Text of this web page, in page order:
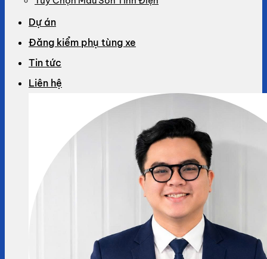
Dự án
Đăng kiểm phụ tùng xe
Tin tức
Liên hệ